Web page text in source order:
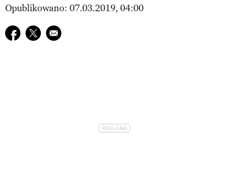
Opublikowano: 07.03.2019, 04:00
Udostępnij na facebook
Udostępnij na twitter
E-mail do przyjaciela